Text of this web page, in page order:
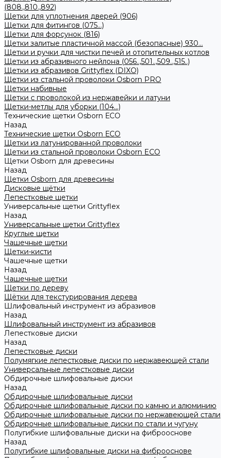
(808.,810.,892)
Щетки для уплотнения дверей (906)
Щетки для фитингов (075...)
Щетки для форсунок (816)
Щетки залитые пластичной массой (безопасные) 930...
Щетки и ручки для чистки печей и отопительных котлов
Щетки из абразивного нейлона (056..,501..,509..,515..)
Щетки из абразивов Grittyflex (DIXO)
Щетки из стальной проволоки Osborn PRO
Щетки набивные
Щетки с проволокой из нержавейки и латуни
Щетки-метлы для уборки (104...)
Технические щетки Osborn ЕСО
Назад
Технические щетки Osborn ЕСО
Щетки из латунированной проволоки
Щетки из стальной проволоки Osborn ECO
Щетки Osborn для древесины
Назад
Щетки Osborn для древесины
Дисковые щётки
Лепестковые щетки
Универсальные щетки Grittyflex
Назад
Универсальные щетки Grittyflex
Круглые щетки
Чашечные щетки
Щетки-кисти
Чашечные щетки
Назад
Чашечные щетки
Щетки по дереву
Щётки для текстурирования дерева
Шлифовальный инструмент из абразивов
Назад
Шлифовальный инструмент из абразивов
Лепестковые диски
Назад
Лепестковые диски
Полумягкие лепестковые диски по нержавеющей стали
Универсальные лепестковые диски
Обдирочные шлифовальные диски
Назад
Обдирочные шлифовальные диски
Обдирочные шлифовальные диски по камню и алюминию
Обдирочные шлифовальные диски по нержавеющей стали
Обдирочные шлифовальные диски по стали и чугуну
Полугибкие шлифовальные диски на фиброоснове
Назад
Полугибкие шлифовальные диски на фиброоснове